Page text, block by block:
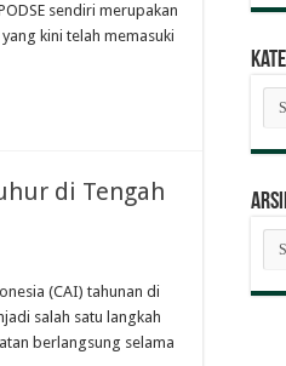
sendiri merupakan
kini telah memasuki
di Tengah
(CAI) tahunan di
salah satu langkah
berlangsung selama